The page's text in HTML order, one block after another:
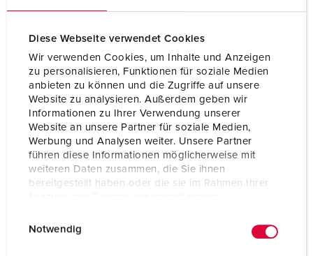
Diese Webseite verwendet Cookies
Wir verwenden Cookies, um Inhalte und Anzeigen
zu personalisieren, Funktionen für soziale Medien
anbieten zu können und die Zugriffe auf unsere
Website zu analysieren. Außerdem geben wir
Informationen zu Ihrer Verwendung unserer
Website an unsere Partner für soziale Medien,
Werbung und Analysen weiter. Unsere Partner
führen diese Informationen möglicherweise mit
weiteren Daten zusammen, die Sie ihnen
bereitgestellt haben oder die sie im Rahmen Ihrer
Notwendig
Voltage 500 V
Clock position 7 h
Hertz 50-60 Hz
Connection technology Screw terminals
Contact
highly heat resistant contact carrier
X-CONTACT
Weight